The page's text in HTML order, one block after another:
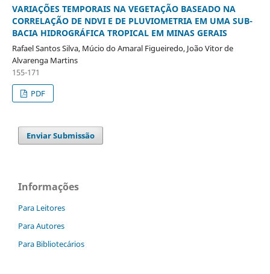
VARIAÇÕES TEMPORAIS NA VEGETAÇÃO BASEADO NA
CORRELAÇÃO DE NDVI E DE PLUVIOMETRIA EM UMA SUB-
BACIA HIDROGRÁFICA TROPICAL EM MINAS GERAIS
Rafael Santos Silva, Múcio do Amaral Figueiredo, João Vitor de
Alvarenga Martins
155-171
PDF
Enviar Submissão
Informações
Para Leitores
Para Autores
Para Bibliotecários